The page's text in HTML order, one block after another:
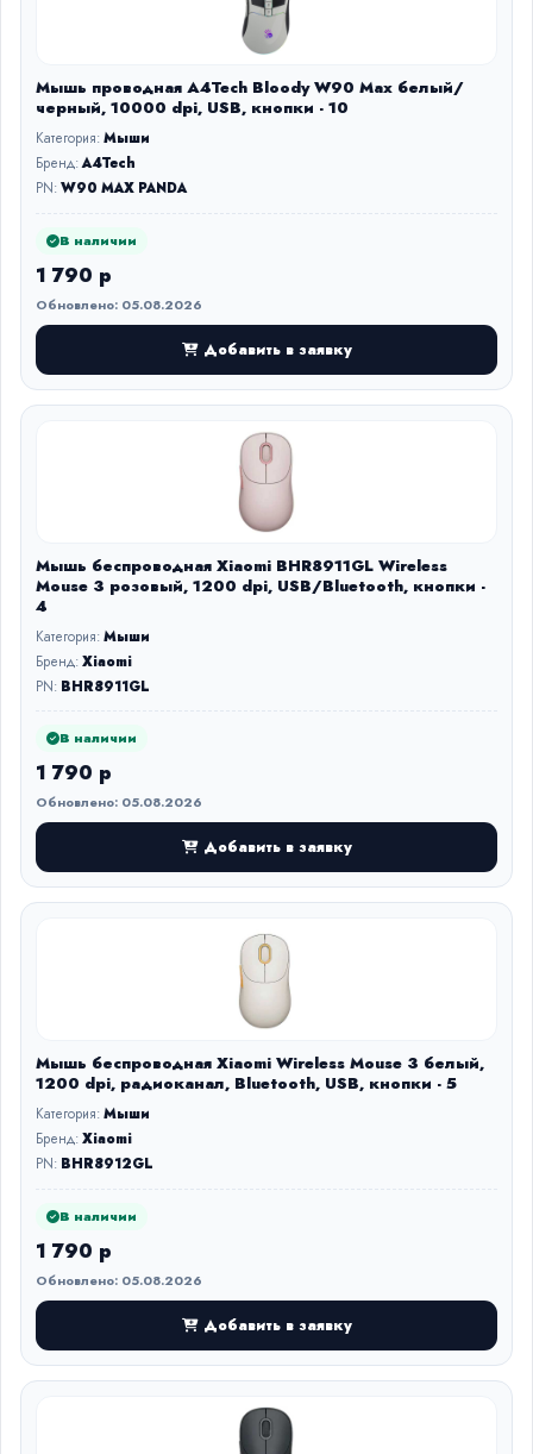
Мышь проводная A4Tech Bloody W90 Max белый/
черный, 10000 dpi, USB, кнопки - 10
Категория:Мыши
Бренд:A4Tech
PN:W90 MAX PANDA
В наличии
1 790 р
Обновлено: 05.08.2026
Добавить в заявку
Мышь беспроводная Xiaomi BHR8911GL Wireless
Mouse 3 розовый, 1200 dpi, USB/Bluetooth, кнопки -
4
Категория:Мыши
Бренд:Xiaomi
PN: BHR8911GL
В наличии
1 790 р
Обновлено: 05.08.2026
Добавить в заявку
Мышь беспроводная Xiaomi Wireless Mouse 3 белый,
1200 dpi, радиоканал, Bluetooth, USB, кнопки - 5
Категория:Мыши
Бренд:Xiaomi
PN: BHR8912GL
В наличии
1 790 р
Обновлено: 05.08.2026
Добавить в заявку